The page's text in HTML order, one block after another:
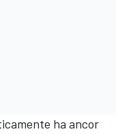
ha ancor